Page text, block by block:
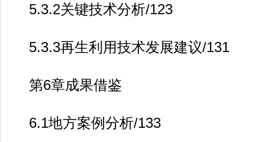
5.3.2关键技术分析/123
5.3.3再生利用技术发展建议/131
第6章成果借鉴
6.1地方案例分析/133